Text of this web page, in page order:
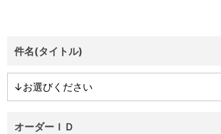
件名(タイトル)
オーダーＩＤ